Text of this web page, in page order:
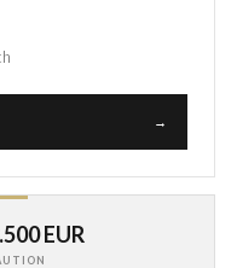
→
EUR